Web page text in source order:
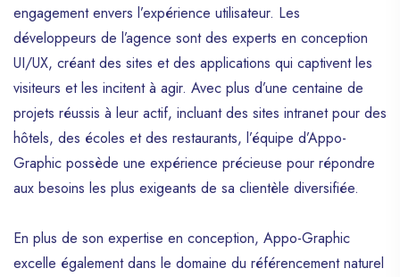
engagement envers l’expérience utilisateur. Les
développeurs de l’agence sont des experts en conception
UI/UX, créant des sites et des applications qui captivent les
visiteurs et les incitent à agir. Avec plus d’une centaine de
projets réussis à leur actif, incluant des sites intranet pour des
hôtels, des écoles et des restaurants, l’équipe d’Appo-
Graphic possède une expérience précieuse pour répondre
aux besoins les plus exigeants de sa clientèle diversifiée.
En plus de son expertise en conception, Appo-Graphic
excelle également dans le domaine du référencement naturel